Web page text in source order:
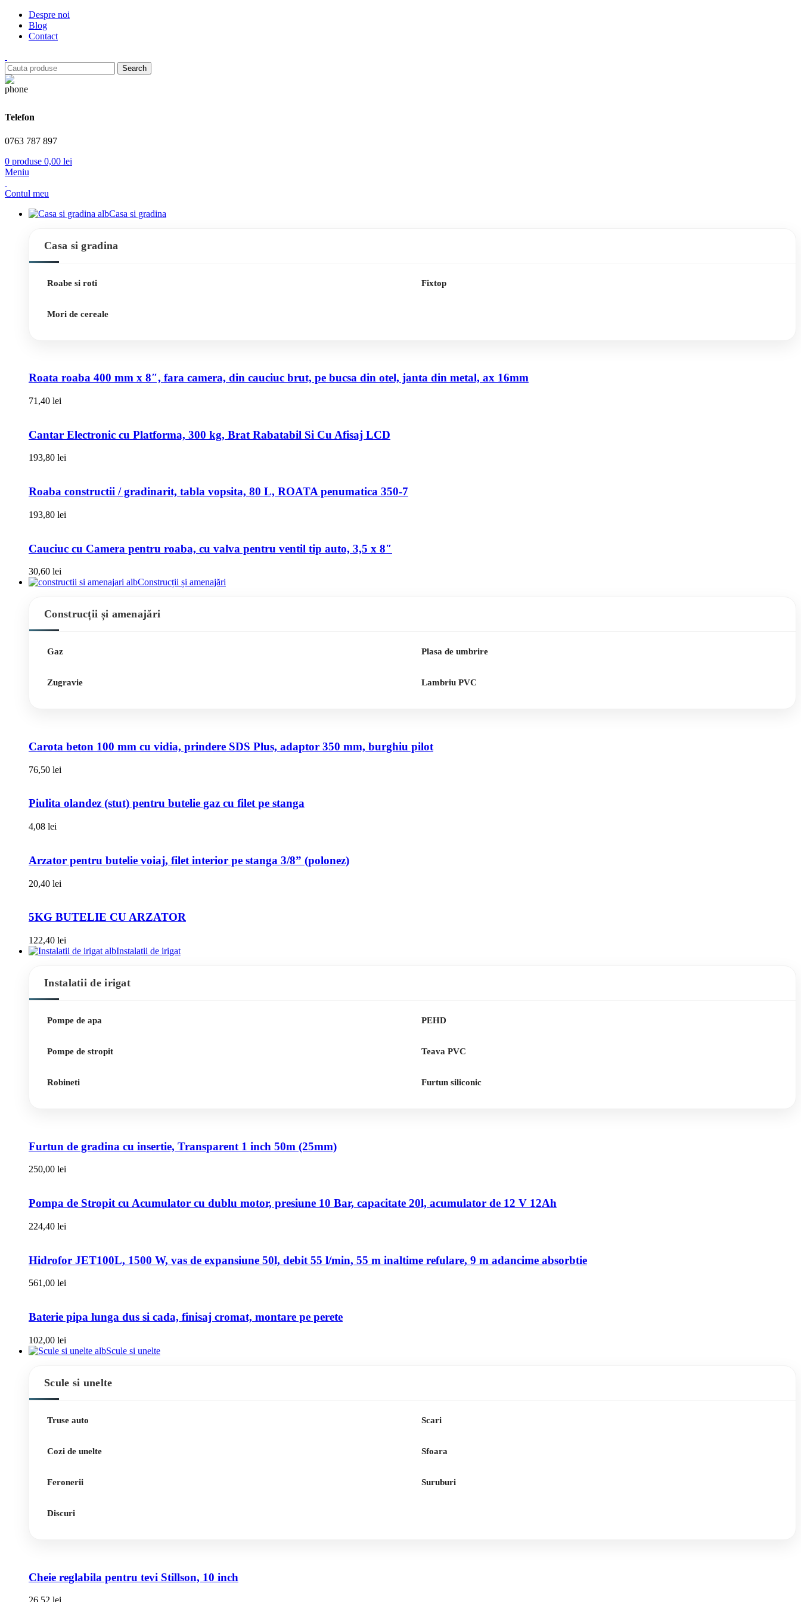
Despre noi
Blog
Contact
Search
Telefon
0763 787 897
0 produse 0,00 lei
Meniu
Contul meu
Casa si gradina
Casa si gradina
Roabe si roti
Mori de cereale
Fixtop
Roata roaba 400 mm x 8″, fara camera, din cauciuc brut, pe bucsa din otel, janta din metal, ax 16mm
71,40 lei
Cantar Electronic cu Platforma, 300 kg, Brat Rabatabil Si Cu Afisaj LCD
193,80 lei
Roaba constructii / gradinarit, tabla vopsita, 80 L, ROATA penumatica 350-7
193,80 lei
Cauciuc cu Camera pentru roaba, cu valva pentru ventil tip auto, 3,5 x 8″
30,60 lei
Construcții și amenajări
Construcții și amenajări
Gaz
Zugravie
Plasa de umbrire
Lambriu PVC
Carota beton 100 mm cu vidia, prindere SDS Plus, adaptor 350 mm, burghiu pilot
76,50 lei
Piulita olandez (stut) pentru butelie gaz cu filet pe stanga
4,08 lei
Arzator pentru butelie voiaj, filet interior pe stanga 3/8” (polonez)
20,40 lei
5KG BUTELIE CU ARZATOR
122,40 lei
Instalatii de irigat
Instalatii de irigat
Pompe de apa
Pompe de stropit
Robineti
PEHD
Teava PVC
Furtun siliconic
Furtun de gradina cu insertie, Transparent 1 inch 50m (25mm)
250,00 lei
Pompa de Stropit cu Acumulator cu dublu motor, presiune 10 Bar, capacitate 20l, acumulator de 12 V 12Ah
224,40 lei
Hidrofor JET100L, 1500 W, vas de expansiune 50l, debit 55 l/min, 55 m inaltime refulare, 9 m adancime absorbtie
561,00 lei
Baterie pipa lunga dus si cada, finisaj cromat, montare pe perete
102,00 lei
Scule si unelte
Scule si unelte
Truse auto
Cozi de unelte
Feronerii
Discuri
Scari
Sfoara
Suruburi
Cheie reglabila pentru tevi Stillson, 10 inch